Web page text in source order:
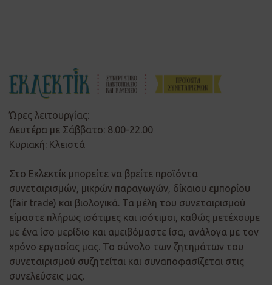
Ώρες λειτουργίας:
Δευτέρα με Σάββατο: 8.00-22.00
Κυριακή: Κλειστά
Στο Εκλεκτίκ μπορείτε να βρείτε προϊόντα
συνεταιρισμών, μικρών παραγωγών, δίκαιου εμπορίου
(fair trade) και βιολογικά. Τα μέλη του συνεταιρισμού
είμαστε πλήρως ισότιμες και ισότιμοι, καθώς μετέχουμε
με ένα ίσο μερίδιο και αμειβόμαστε ίσα, ανάλογα με τον
χρόνο εργασίας μας. Το σύνολο των ζητημάτων του
συνεταιρισμού συζητείται και συναποφασίζεται στις
συνελεύσεις μας.